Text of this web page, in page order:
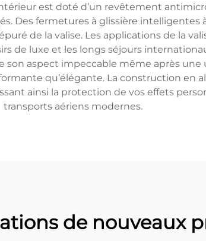
est doté d’un revêtement
Des fermetures à glissière
de la valise. Les applications de la
de luxe et les longs séjours
aspect impeccable même après
qu’élégante. La construction en
ainsi la protection de vos effets
transports aériens modernes.
de nouveaux